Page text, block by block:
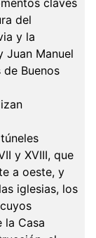
claves
del
y la
Juan Manuel
Buenos
y XVIII, que
a oeste, y
iglesias, los
la Casa